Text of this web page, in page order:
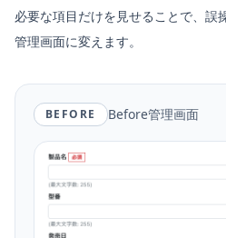
必要な項目だけを見せることで、誤
管理画面に変えます。
BEFORE Before管理画面